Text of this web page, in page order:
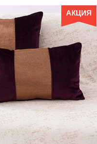
АКЦИЯ